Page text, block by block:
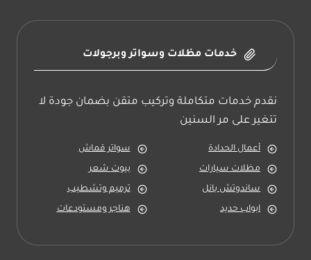
خدمات مظلات وسواتر وبرجولات
نقدم خدمات متكاملة وتركيب متقن بضمان جودة لا
تتغير على مر السنين
أعمال الحدادة سواتر قماش
مظلات سيارات بيوت شعر
ساندوتش بانل ترميم وتشطيب
ابواب حديد هناجر ومستودعات